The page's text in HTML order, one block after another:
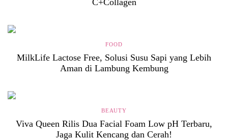
C+Collagen
FOOD
MilkLife Lactose Free, Solusi Susu Sapi yang Lebih
Aman di Lambung Kembung
BEAUTY
Viva Queen Rilis Dua Facial Foam Low pH Terbaru,
Jaga Kulit Kencang dan Cerah!